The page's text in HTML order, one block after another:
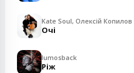
Kate Soul, Олексій Копилов
Очі
lumosback
Ріж